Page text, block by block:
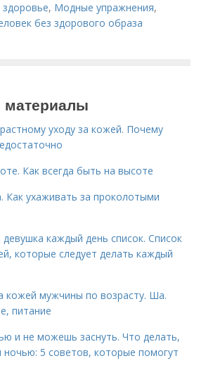
, Модные упражнения,
без здорового образа
уходу за кожей. Почему
Как всегда быть на высоте
Как ухаживать за проколотыми
каждый день список. Список
которые следует делать каждый
кожей мужчины по возрасту. Ша.
питание
и не можешь заснуть. Что делать,
ночью: 5 советов, которые помогут